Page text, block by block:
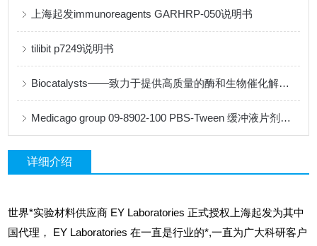
上海起发immunoreagents GARHRP-050说明书
tilibit p7249说明书
Biocatalysts——致力于提供高质量的酶和生物催化解决方案
Medicago group 09-8902-100 PBS-Tween 缓冲液片剂说明书
详细介绍
世界*实验材料供应商 EY Laboratories 正式授权上海起发为其中
国代理， EY Laboratories 在一直是行业的*,一直为广大科研客户